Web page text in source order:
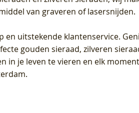
van graveren of lasersnijden.
en uitstekende klantenservice.
gouden sieraad, zilveren
in je leven te vieren en elk